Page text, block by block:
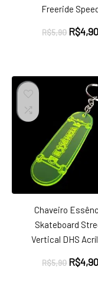
Freeride
R$5,90 O
R$4,90
Chaveiro
Skateboard
Vertical DHS
R$5,90 O
R$4,90